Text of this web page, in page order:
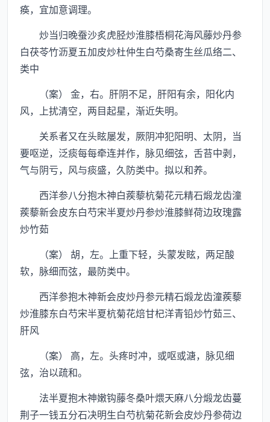
痪，宜加意调理。
炒当归晚蚕沙炙虎胫炒淮膝梧桐花海风藤炒丹参
白茯苓竹沥夏五加皮炒杜仲生白芍桑寄生丝瓜络二、
类中
（案） 金，右。肝阴不足，肝阳有余，阳化内
风，上扰清空，两目起星，渐近失明。
关系者又在头眩屡发，厥阴冲犯阳明、太阴，当
要呕逆，泛痰每每牵连并作，脉见细弦，舌苔中剥，
气与阴亏，风与痰盛，久防类中。拟以和养。
西洋参八分抱木神白蒺藜杭菊花元精石煅龙齿潼
蒺藜新会皮东白芍宋半夏炒丹参炒淮膝鲜荷边玫瑰露
炒竹茹
（案） 胡，左。上重下轻，头蒙发眩，两足酸
软，脉细而弦，最防类中。
西洋参抱木神新会皮炒丹参元精石煅龙齿潼蒺藜
炒淮膝东白芍宋半夏杭菊花焙甘杞洋青铅炒竹茹三、
肝风
（案） 高，左。头疼时冲，或呕或溏，脉见细
弦，治以疏和。
法半夏抱木神嫩钩藤冬桑叶煨天麻八分煅龙齿蔓
荆子一钱五分石决明生白芍杭菊花新会皮炒丹参荷边